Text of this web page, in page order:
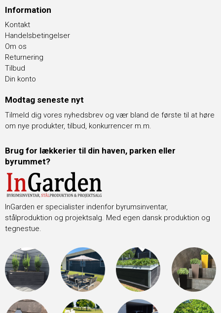
Information
Kontakt
Handelsbetingelser
Om os
Returnering
Tilbud
Din konto
Modtag seneste nyt
Tilmeld dig vores nyhedsbrev og vær bland de første til at høre
om nye produkter, tilbud, konkurrencer m.m.
Brug for lækkerier til din haven, parken eller
byrummet?
InGarden er specialister indenfor byrumsinventar,
stålproduktion og projektsalg. Med egen dansk produktion og
tegnestue.